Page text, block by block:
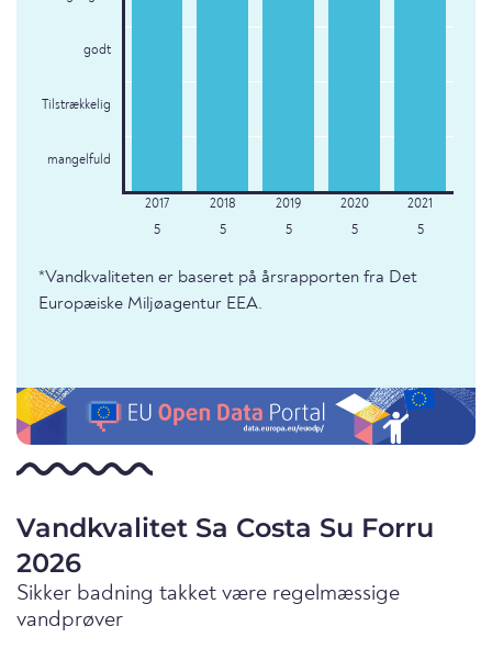
godt
Tilstrækkelig
mangelfuld
5 5 5 5 5
*Vandkvaliteten er baseret på årsrapporten fra Det
Europæiske Miljøagentur EEA.
Vandkvalitet Sa Costa Su Forru
2026
Sikker badning takket være regelmæssige
vandprøver